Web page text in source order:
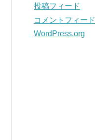
投稿フィード
コメントフィード
WordPress.org